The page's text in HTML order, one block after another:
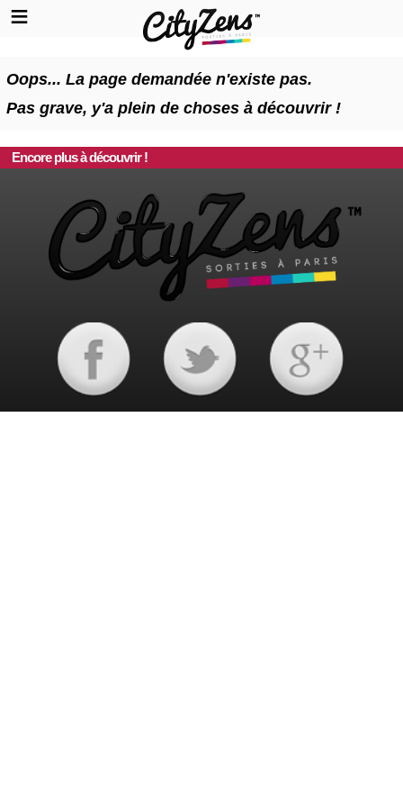
Oops... La page demandée n'existe pas.
Pas grave, y'a plein de choses à découvrir !
Encore plus à découvrir !